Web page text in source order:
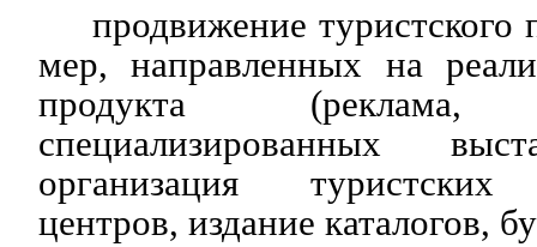
продвижение туристского
мер, направленных на
продукта
специализированных
организация
центров, издание каталогов,